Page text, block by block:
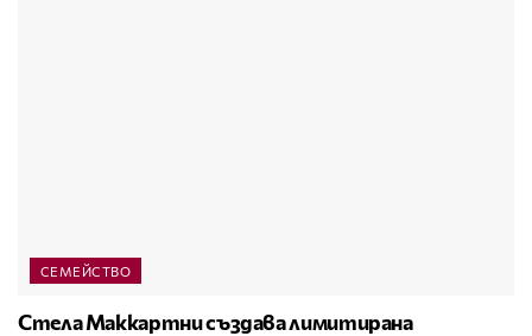
СЕМЕЙСТВО
Стела Маккартни създава лимитирана